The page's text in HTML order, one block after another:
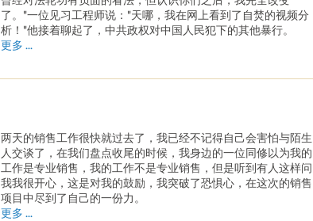
了。"一位见习工程师说："天哪，我在网上看到了自焚的视频分
析！"他接着聊起了，中共政权对中国人民犯下的其他暴行。
更多 ...
两天的销售工作很快就过去了，我已经不记得自己会害怕与陌生
人交谈了，在我们盘点收尾的时候，我身边的一位同修以为我的
工作是专业销售，我的工作不是专业销售，但是听到有人这样问
我我很开心，这是对我的鼓励，我突破了恐惧心，在这次的销售
项目中尽到了自己的一份力。
更多 ...